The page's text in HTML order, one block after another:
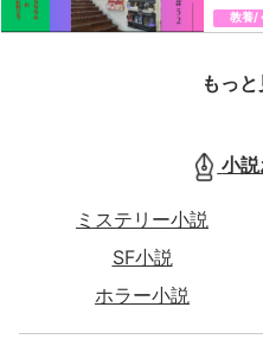
教養/
もっ
小
ミステリー小説
SF小説
ホラー小説